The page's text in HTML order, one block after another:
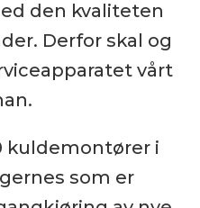
den kvaliteten
Derfor skal og
vårt
kuldemontører i
som er